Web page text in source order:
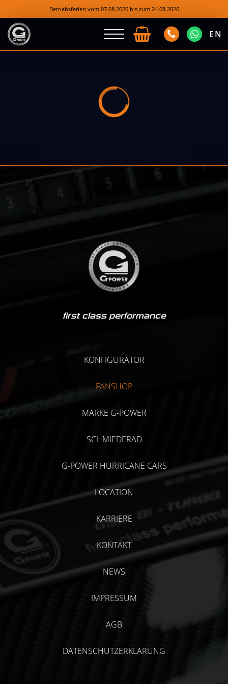
Betriebsferien vom 07.08.2026 bis zum 24.08.2026
EN
first class performance
KONFIGURATOR
FANSHOP
MARKE G-POWER
SCHMIEDERAD
G-POWER HURRICANE CARS
LOCATION
KARRIERE
KONTAKT
NEWS
IMPRESSUM
AGB
DATENSCHUTZERKLÄRUNG